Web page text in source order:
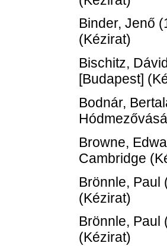
Binder, Jenő
(Kézirat)
Bischitz,
[Budapest]
Bodnár,
Browne,
Cambridge
Brönnle, Paul
(Kézirat)
Brönnle, Paul
(Kézirat)